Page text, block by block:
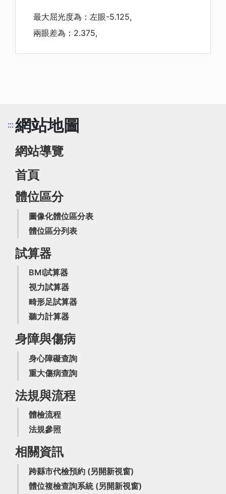
最大屈光度為： 左眼-5.125,
兩眼差為： 2.375,
:::網站地圖
網站導覽
首頁
體位區分
圖像化體位區分表
體位區分列表
試算器
BMI試算器
視力試算器
畸形足試算器
聽力計算器
身障與傷病
身心障礙查詢
重大傷病查詢
法規與流程
體檢流程
法規參照
相關資訊
跨縣市代檢預約 (另開新視窗)
體位複檢查詢系統 (另開新視窗)